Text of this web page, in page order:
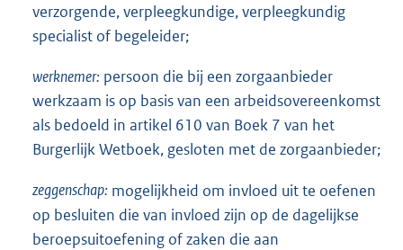
verzorgende, verpleegkundige, verpleegkundig
specialist of begeleider;
werknemer: persoon die bij een zorgaanbieder
werkzaam is op basis van een arbeidsovereenkomst
als bedoeld in artikel 610 van Boek 7 van het
Burgerlijk Wetboek, gesloten met de zorgaanbieder;
zeggenschap: mogelijkheid om invloed uit te oefenen
op besluiten die van invloed zijn op de dagelijkse
beroepsuitoefening of zaken die aan